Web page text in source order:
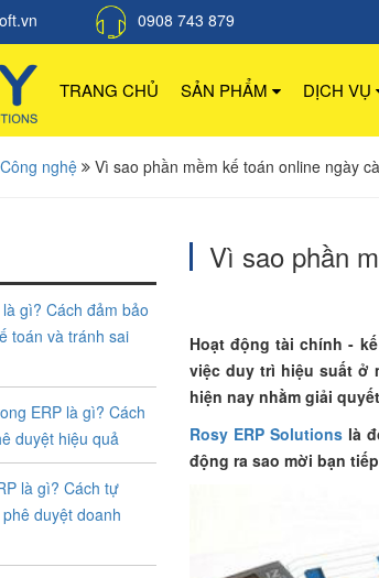
0908 743 879
TRANG CHỦ SẢN PHẨM DỊCH VỤ
nghệ Vì sao phần mềm kế toán online ngày
gì? Cách đảm bảo
toán và tránh sai
ERP là gì? Cách
duyệt hiệu quả
là gì? Cách tự
duyệt doanh
Vì sao phần
Hoạt động tài chính -
việc duy trì hiệu suất ở
hiện nay nhằm giải
Rosy ERP Solutionslà
động ra sao mời bạn